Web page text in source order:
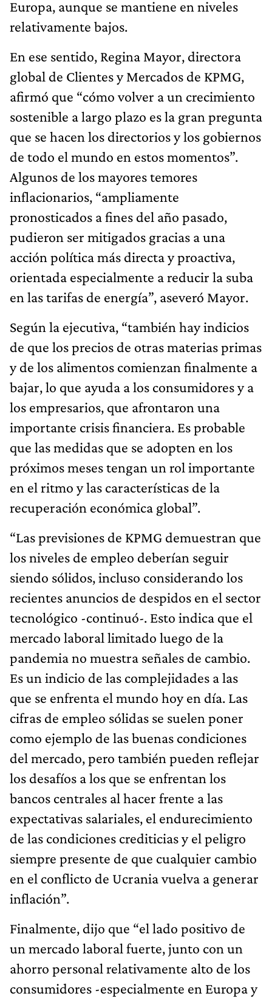
Europa, aunque se mantiene en niveles
relativamente bajos.
En ese sentido, Regina Mayor, directora
global de Clientes y Mercados de KPMG,
afirmó que “cómo volver a un crecimiento
sostenible a largo plazo es la gran pregunta
que se hacen los directorios y los gobiernos
de todo el mundo en estos momentos”.
Algunos de los mayores temores
inflacionarios, “ampliamente
pronosticados a fines del año pasado,
pudieron ser mitigados gracias a una
acción política más directa y proactiva,
orientada especialmente a reducir la suba
en las tarifas de energía”, aseveró Mayor.
Según la ejecutiva, “también hay indicios
de que los precios de otras materias primas
y de los alimentos comienzan finalmente a
bajar, lo que ayuda a los consumidores y a
los empresarios, que afrontaron una
importante crisis financiera. Es probable
que las medidas que se adopten en los
próximos meses tengan un rol importante
en el ritmo y las características de la
recuperación económica global”.
“Las previsiones de KPMG demuestran que
los niveles de empleo deberían seguir
siendo sólidos, incluso considerando los
recientes anuncios de despidos en el sector
tecnológico -continuó-. Esto indica que el
mercado laboral limitado luego de la
pandemia no muestra señales de cambio.
Es un indicio de las complejidades a las
que se enfrenta el mundo hoy en día. Las
cifras de empleo sólidas se suelen poner
como ejemplo de las buenas condiciones
del mercado, pero también pueden reflejar
los desafíos a los que se enfrentan los
bancos centrales al hacer frente a las
expectativas salariales, el endurecimiento
de las condiciones crediticias y el peligro
siempre presente de que cualquier cambio
en el conflicto de Ucrania vuelva a generar
inflación”.
Finalmente, dijo que “el lado positivo de
un mercado laboral fuerte, junto con un
ahorro personal relativamente alto de los
consumidores -especialmente en Europa y